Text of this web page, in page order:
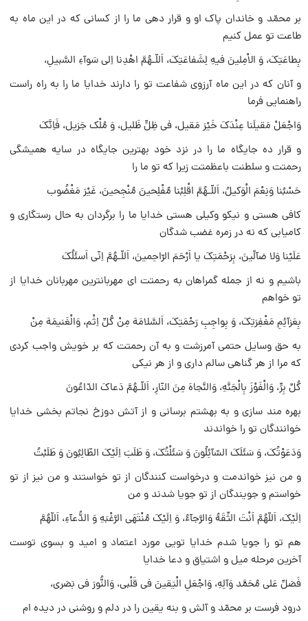
بر محمّد و خاندان پاک او و قرار دهى ما را از کسانى که در این ماه به
طاعت تو عمل کنیم
بِطاعَتِکَ، وَ الاْمِلینَ فیهِ لِشَفاعَتِکَ، اَللّـهُمَّ اهْدِنا اِلى سَوآءِ السَّبیلِ،
و آنان که در این ماه آرزوى شفاعت تو را دارند خدایا ما را به راه راست
راهنمایى فرما
وَاجْعَلْ مَقیلَنا عِنْدَکَ خَیْرَ مَقیل، فى ظِلٍّ ظَلیل، وَ مُلْک جَزیل، فَاِنَّکَ
و قرار ده جایگاه ما را در نزد خود بهترین جایگاه در سایه همیشگى
رحمتت و سلطنت باعظمتت زیرا که تو ما را
حَسْبُنا وَنِعْمَ الْوَکیلُ، اَللّـهُمَّ اقْلِبْنا مُفْلِحینَ مُنْجِحینَ، غَیْرَ مَغْضُوب
کافى هستى و نیکو وکیلى هستى خدایا ما را برگردان به حال رستگارى و
کامیابى که نه در زمره غضب شدگان
عَلَیْنا وَلا ضآلّینَ، بِرَحْمَتِکَ یا اَرْحَمَ الرّاحِمینَ، اَللّـهُمَّ اِنّى اَسئَلُکَ
باشیم و نه از جمله گمراهان به رحمتت اى مهربانترین مهربانان خدایا از
تو خواهم
بِعَزآئِمِ مَغْفِرَتِکَ، وَ بِواجِبِ رَحْمَتِکَ، اَلسَّلامَهَ مِنْ کُلِّ اِثْم، وَالْغَنیمَهَ مِنْ
به حق وسایل حتمى آمرزشت و به آن رحمتت که بر خویش واجب کردى
که مرا از هر گناهى سالم دارى و از هر نیکى
کُلِّ بِرٍّ، وَالْفَوْزَ بِالْجَنَّهِ، وَالنَّجاهَ مِنَ النّارِ، اَللّـهُمَّ دَعاکَ الدّاعُونَ
بهره مند سازى و به بهشتم برسانى و از آتش دوزخ نجاتم بخشى خدایا
خوانندگان تو را خواندند
وَدَعَوْتُکَ، وَ سَئَلَکَ السّآئِلُونَ وَ سَئَلْتُکَ، وَ طَلَبَ اِلَیْکَ الطّالِبُونَ وَ طَلَبْتُ
و من نیز خواندمت و درخواست کنندگان از تو خواستند و من نیز از تو
خواستم و جویندگان از تو جویا شدند و من
اِلَیْکَ، اَللّهُمَّ اَنْتَ الثِّقَهُ وَالرَّجآءُ، وَ اِلَیْکَ مُنْتَهَى الرَّغْبَهِ وَ الدُّعآءِ، اَللّهُمَّ
هم تو را جویا شدم خدایا تویى مورد اعتماد و امید و بسوى توست
آخرین مرحله میل و اشتیاق و دعا خدایا
فَصَلِّ عَلى مُحَمَّد وَآلِهِ، وَاجْعَلِ الْیَقینَ فى قَلْبى، وَالنُّورَ فى بَصَرى،
درود فرست بر محمّد و آلش و بنه یقین را در دلم و روشنى در دیده ام